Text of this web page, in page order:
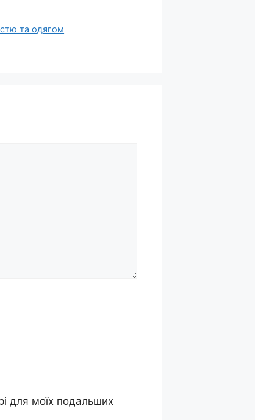
та одягом
для моїх подальших